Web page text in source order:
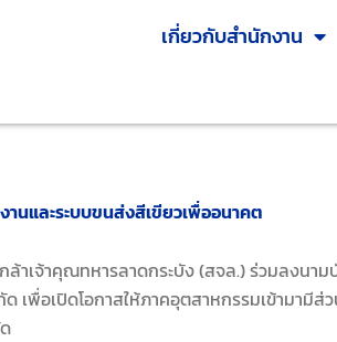
เกี่ยวกับสำนักงาน
นและระบบขนส่งสีเขียวเพื่ออนาคต
าคุณทหารลาดกระบัง (สจล.) ร่วมลงนาม
ด เพื่อเปิดโอกาสให้ภาคอุตสาหกรรมเข้าม